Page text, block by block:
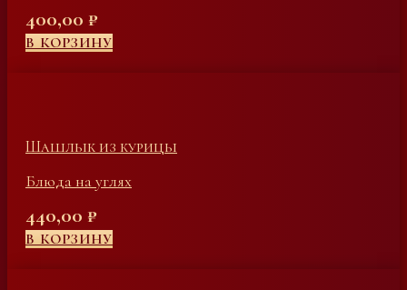
400,00 ₽
В КОРЗИНУ
Шашлык из курицы
Блюда на углях
440,00 ₽
В КОРЗИНУ